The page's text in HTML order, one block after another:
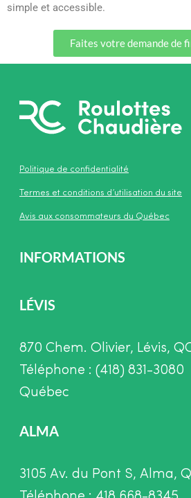
simple et accessible.
Faites votre demande de
Politique de confidentialité
Termes et conditions d’utilisation du site
Avis aux consommateurs du Québec
INFORMATIONS
LÉVIS
870 Chem. Olivier, Lévis, QC
Téléphone : (418) 831-3080
Québec
ALMA
3105 Av. du Pont S, Alma,